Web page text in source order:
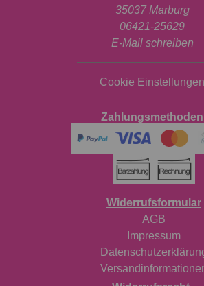
35037 Marburg
06421-25629
E-Mail schreiben
Cookie Einstellungen
Widerrufsformular
AGB
Impressum